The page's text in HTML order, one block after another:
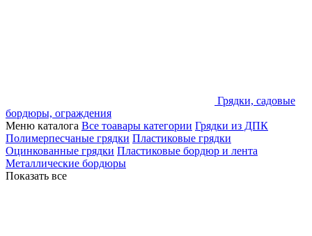
Грядки, садовые
бордюры, ограждения
Меню каталога Все тоавары категории Грядки из ДПК
Полимерпесчаные грядки Пластиковые грядки
Оцинкованные грядки Пластиковые бордюр и лента
Металлические бордюры
Показать все